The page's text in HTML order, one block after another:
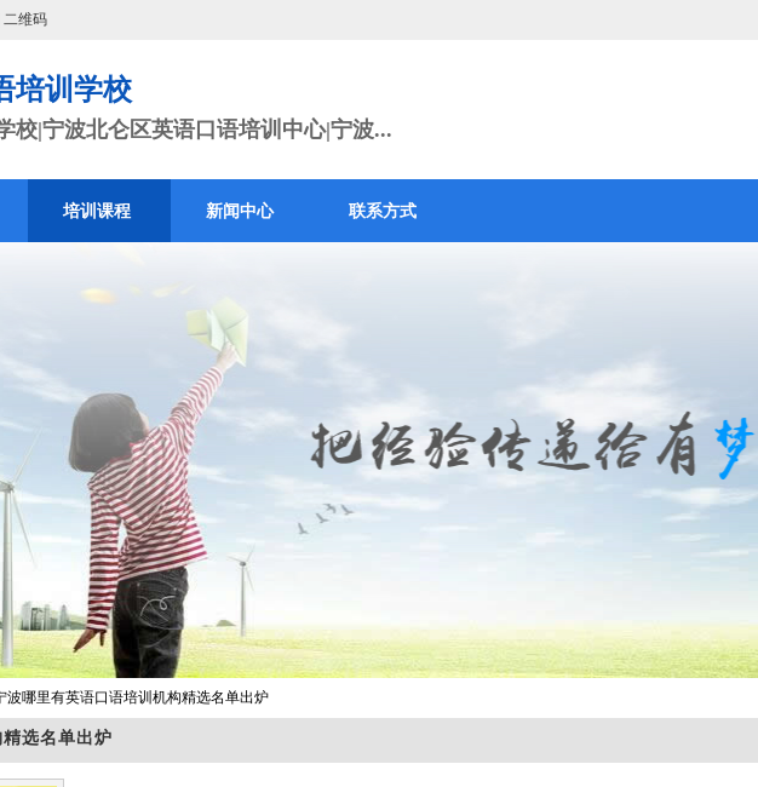
二维码
培训学校
校|宁波北仑区英语口语培训中心|宁波...
培训课程 新闻中心 联系方式
波哪里有英语口语培训机构精选名单出炉
选名单出炉